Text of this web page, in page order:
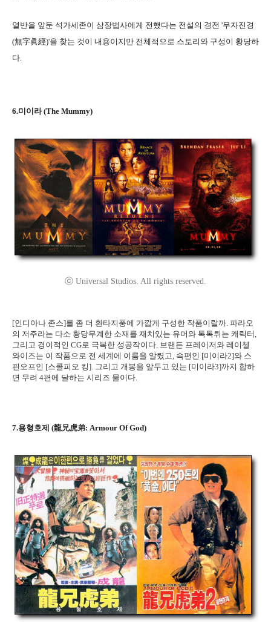
열반을 앞둔 석가세존이 삼장법사에게 전했다는 전설의 경전 '무자진경
(無字眞經)'을 찾는 것이 내용이지만 전체적으로 스토리와 구성이 황당하
다.
6.미이라 (The Mummy)
ⓒ Universal Studios. All rights reserved.
[인디아나 존스]를 좀 더 환타지풍에 가깝게 구성한 작품이랄까. 파라오
의 저주라는 다소 황당무계한 소재를 재치있는 유머와 톡톡튀는 캐릭터,
그리고 경이적인 CG로 극복한 성공작이다. 브랜든 프레이저와 레이첼
와이즈는 이 작품으로 전 세계에 이름을 알렸고, 속편인 [미이라2]와 스
핀오프인 [스콜피오 킹]. 그리고 개봉을 앞두고 있는 [미이라3]까지 합하
면 무려 4편에 달하는 시리즈 물이다.
7.용형호제 (龍兄虎弟: Armour Of God)